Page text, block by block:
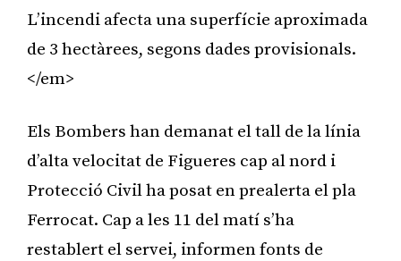
L’incendi afecta una superfície aproximada
de 3 hectàrees, segons dades provisionals.
</em>
Els Bombers han demanat el tall de la línia
d’alta velocitat de Figueres cap al nord i
Protecció Civil ha posat en prealerta el pla
Ferrocat. Cap a les 11 del matí s’ha
restablert el servei, informen fonts de